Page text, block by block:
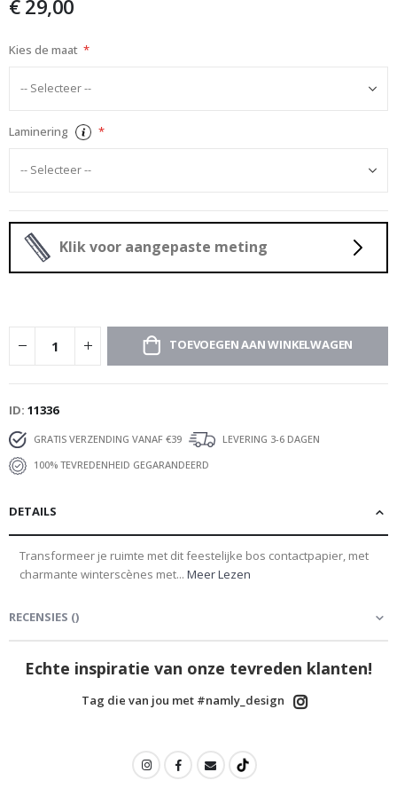
afbeeldingen-
€ 29,00
Kies de maat
Laminering
Klik voor aangepaste meting
TOEVOEGEN AAN WINKELWAGEN
ID 11336
GRATIS VERZENDING VANAF €39
LEVERING 3-6 DAGEN
100% TEVREDENHEID GEGARANDEERD
DETAILS
Transformeer je ruimte met dit feestelijke bos contactpapier, met
charmante winterscènes met... Meer Lezen
RECENSIES ()
Echte inspiratie van onze tevreden klanten!
Tag die van jou met #namly_design